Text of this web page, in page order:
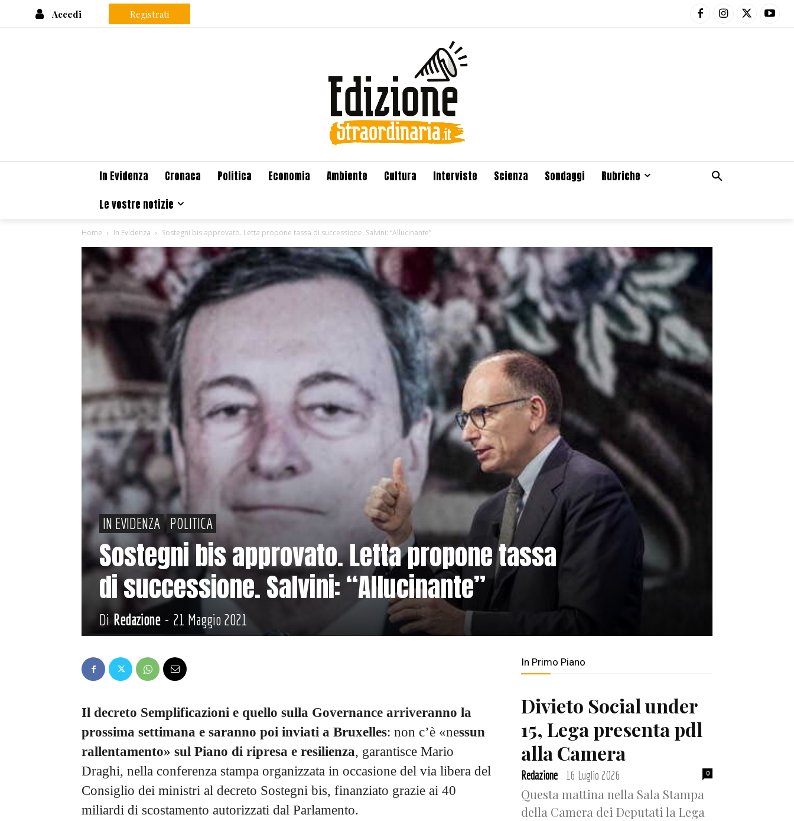
Accedi Registrati
In Evidenza Cronaca Politica Economia Ambiente Cultura Interviste Scienza Sondaggi
Rubriche
Le vostre notizie
Home In Evidenza Sostegni bis approvato. Letta propone tassa di successione. Salvini: “Allucinante”
IN EVIDENZA POLITICA
Sostegni bis approvato. Letta propone tassa
di successione. Salvini: “Allucinante”
Di Redazione - 21 Maggio 2021
Il decreto Semplificazioni e quello sulla Governance arriveranno la
prossima settimana e saranno poi inviati a Bruxelles: non c’è «nessun
rallentamento» sul Piano di ripresa e resilienza, garantisce Mario
Draghi, nella conferenza stampa organizzata in occasione del via libera del
Consiglio dei ministri al decreto Sostegni bis, finanziato grazie ai 40
miliardi di scostamento autorizzati dal Parlamento.
In Primo Piano
Divieto Social under
15, Lega presenta pdl
alla Camera
Redazione - 16 Luglio 2026 0
Questa mattina nella Sala Stampa
della Camera dei Deputati la Lega